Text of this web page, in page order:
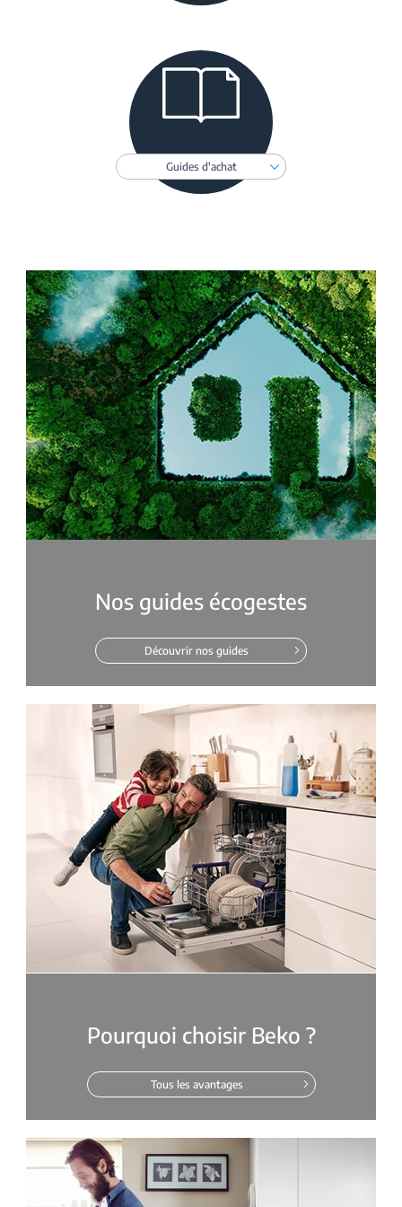
Guides d'achat Toggle Dropdown
Nos guides écogestes
Découvrir nos guides
Pourquoi choisir Beko ?
Tous les avantages